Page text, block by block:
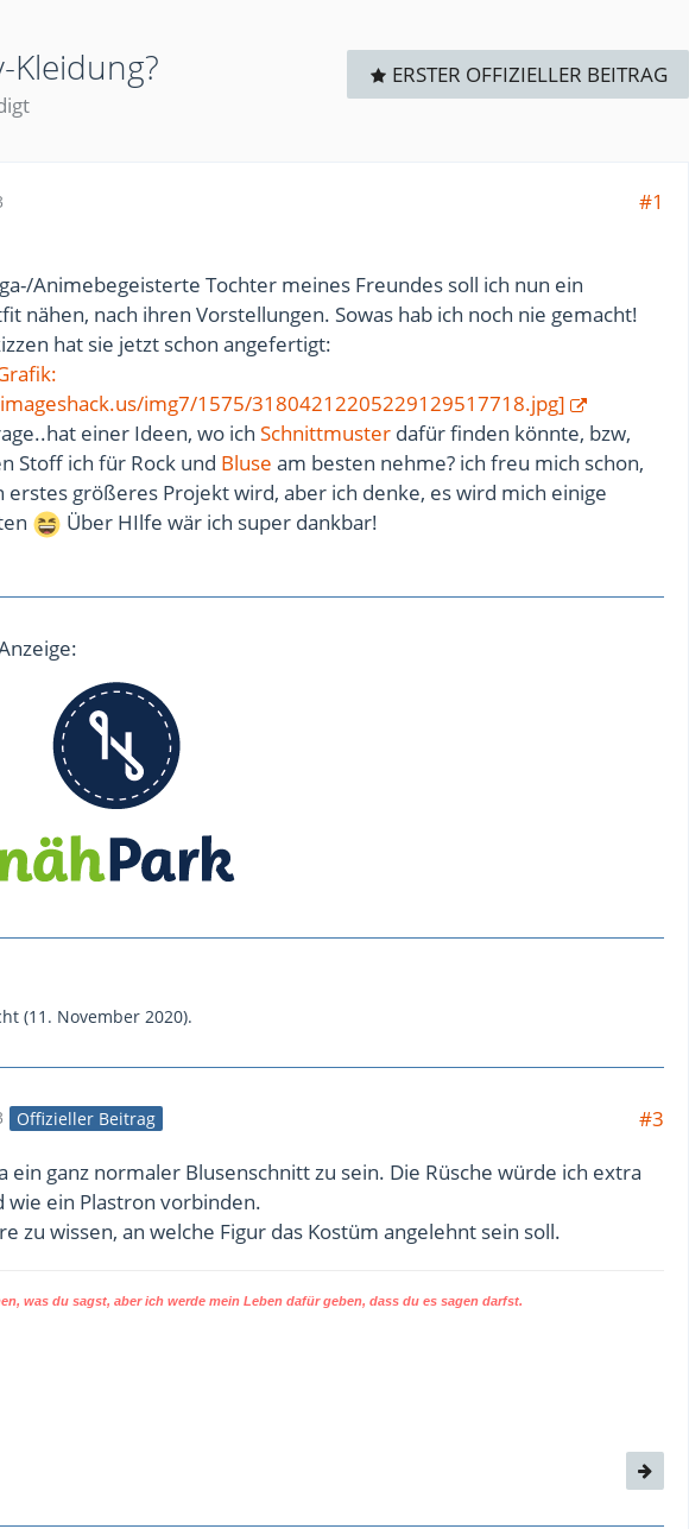
Kleidung? ERSTER OFFIZIELLER BEITRAG
#1
Animebegeisterte Tochter meines Freundes soll ich nun ein
nähen, nach ihren Vorstellungen. Sowas hab ich noch nie gemacht!
hat sie jetzt schon angefertigt:
img7/1575/31804212205229129517718.jpg]
einer Ideen, wo ich Schnittmuster dafür finden könnte, bzw,
Stoff ich für Rock und Bluse am besten nehme? ich freu mich schon,
erstes größeres Projekt wird, aber ich denke, es wird mich einige
Über HIlfe wär ich super dankbar!
(11. November 2020).
Offizieller Beitrag
#3
ein ganz normaler Blusenschnitt zu sein. Die Rüsche würde ich extra
wie ein Plastron vorbinden.
zu wissen, an welche Figur das Kostüm angelehnt sein soll.
was du sagst, aber ich werde mein Leben dafür geben, dass du es sagen darfst.